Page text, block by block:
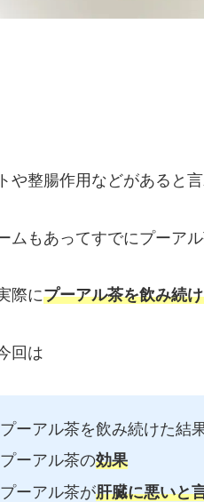
や整腸作用などがあると
ムもあってすでにプーア
際にプーアル茶を飲み続
回は
プーアル茶を飲み続けた結
プーアル茶の効果
プーアル茶が肝臓に悪いと